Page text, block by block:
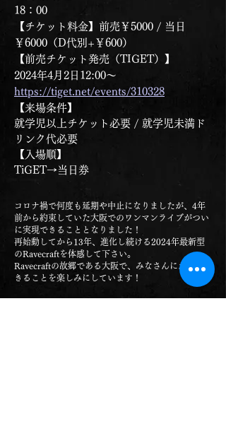
18：00
【チケット料金】前売￥5000 / 当日
￥6000（D代別+￥600）
【前売チケット発売（TIGET）】
2024年4月2日12:00～
https://tiget.net/events/310328
【来場条件】
就学児以上チケット必要 / 就学児未満ド
リンク代必要
【入場順】
TiGET→当日券
コロナ禍で何度も延期や中止になりましたが、4年
前から約束していた大阪でのワンマンライブがつい
に実現できることとなりました！
再始動してから13年、進化し続ける2024年最新型
のRavecraftを体感して下さい。
Ravecraftの故郷である大阪で、みなさんにお逢いで
きることを楽しみにしています！